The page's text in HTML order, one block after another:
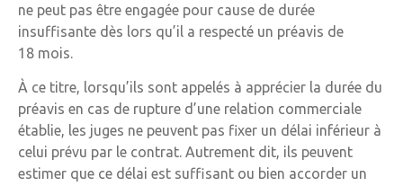
ne peut pas être engagée pour cause de durée
insuffisante dès lors qu’il a respecté un préavis de
18 mois.
À ce titre, lorsqu’ils sont appelés à apprécier la durée du
préavis en cas de rupture d’une relation commerciale
établie, les juges ne peuvent pas fixer un délai inférieur à
celui prévu par le contrat. Autrement dit, ils peuvent
estimer que ce délai est suffisant ou bien accorder un